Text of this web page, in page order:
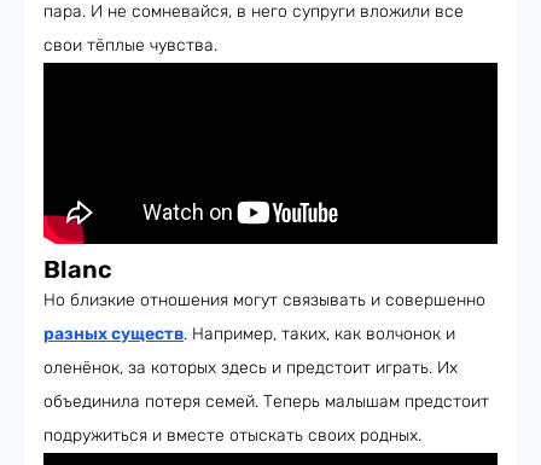
пара. И не сомневайся, в него супруги вложили все
свои тёплые чувства.
Blanc
Но близкие отношения могут связывать и совершенно
разных существ. Например, таких, как волчонок и
оленёнок, за которых здесь и предстоит играть. Их
объединила потеря семей. Теперь малышам предстоит
подружиться и вместе отыскать своих родных.